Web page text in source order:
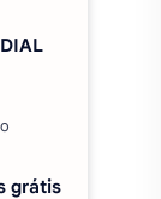
grátis